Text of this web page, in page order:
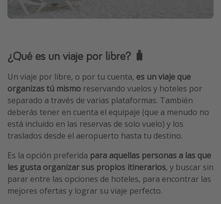
¿Qué es un viaje por libre? 🧳
Un viaje por libre, o por tu cuenta, es un viaje que
organizas tú mismo reservando vuelos y hoteles por
separado a través de varias plataformas. También
deberás tener en cuenta el equipaje (que a menudo no
está incluido en las reservas de solo vuelo) y los
traslados desde el aeropuerto hasta tu destino.
Es la opción preferida para aquellas personas a las que
les gusta organizar sus propios itinerarios, y buscar sin
parar entre las opciones de hoteles, para encontrar las
mejores ofertas y lograr su viaje perfecto.